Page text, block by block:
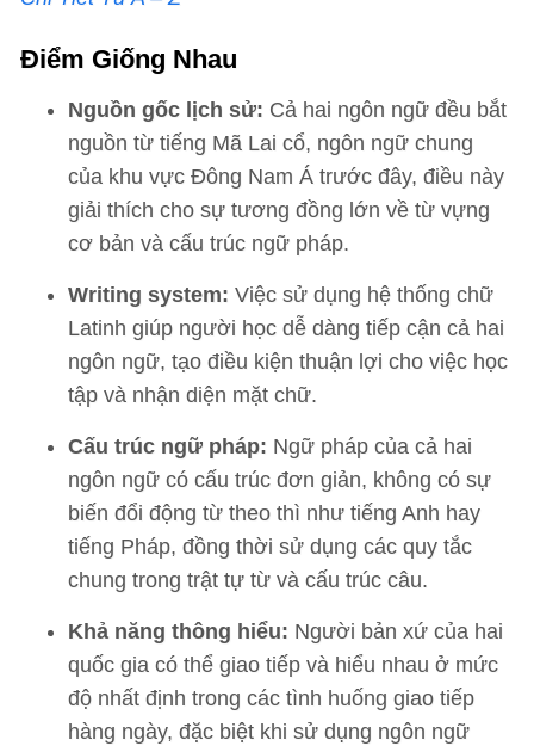
Điểm Giống Nhau
Nguồn gốc lịch sử: Cả hai ngôn ngữ đều bắt
nguồn từ tiếng Mã Lai cổ, ngôn ngữ chung
của khu vực Đông Nam Á trước đây, điều này
giải thích cho sự tương đồng lớn về từ vựng
cơ bản và cấu trúc ngữ pháp.
Writing system: Việc sử dụng hệ thống chữ
Latinh giúp người học dễ dàng tiếp cận cả hai
ngôn ngữ, tạo điều kiện thuận lợi cho việc học
tập và nhận diện mặt chữ.
Cấu trúc ngữ pháp: Ngữ pháp của cả hai
ngôn ngữ có cấu trúc đơn giản, không có sự
biến đổi động từ theo thì như tiếng Anh hay
tiếng Pháp, đồng thời sử dụng các quy tắc
chung trong trật tự từ và cấu trúc câu.
Khả năng thông hiểu: Người bản xứ của hai
quốc gia có thể giao tiếp và hiểu nhau ở mức
độ nhất định trong các tình huống giao tiếp
hàng ngày, đặc biệt khi sử dụng ngôn ngữ